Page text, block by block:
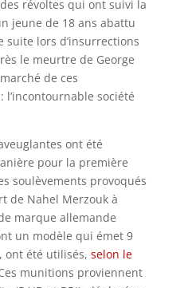
révoltes qui ont suivi la
jeune de 18 ans abattu
lors d’insurrections
le meurtre de George
de ces
société
ont été
pour la première
soulèvements provoqués
de Nahel Merzouk à
marque allemande
un modèle qui émet 9
ont été utilisés, selon le
munitions proviennent